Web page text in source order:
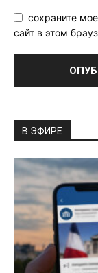
сохраните
сайт в этом
В ЭФИРЕ